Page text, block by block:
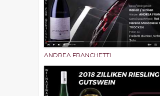
ANDREA FRANCHETTI